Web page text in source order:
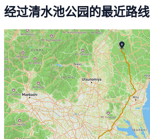
经过清水池公园的最近路线